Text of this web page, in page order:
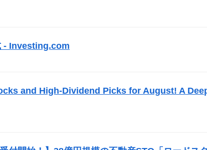
- Investing.com
and High-Dividend Picks for August! A